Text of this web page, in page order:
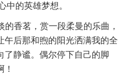
中的英雄梦想。
的香茗，赏一段柔曼的乐曲，
午后那和煦的阳光洒满我的全
了静谧。偶尔停下自己的脚